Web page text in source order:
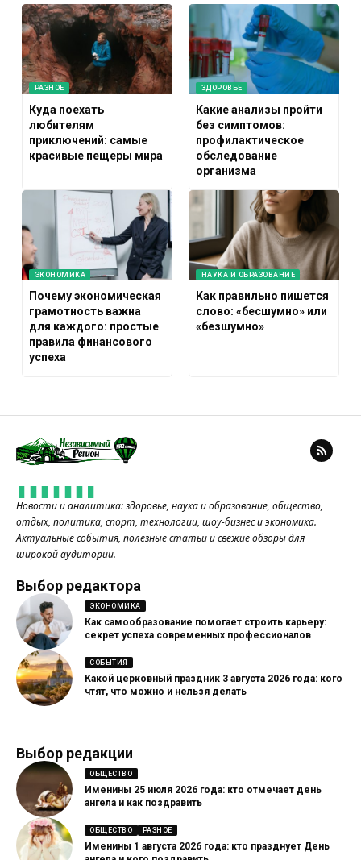
РАЗНОЕ
Куда поехать
любителям
приключений: самые
красивые пещеры мира
ЗДОРОВЬЕ
Какие анализы пройти
без симптомов:
профилактическое
обследование
организма
ЭКОНОМИКА
Почему экономическая
грамотность важна
для каждого: простые
правила финансового
успеха
НАУКА И ОБРАЗОВАНИЕ
Как правильно пишется
слово: «бесшумно» или
«безшумно»
Новости и аналитика: здоровье, наука и образование, общество,
отдых, политика, спорт, технологии, шоу-бизнес и экономика.
Актуальные события, полезные статьи и свежие обзоры для
широкой аудитории.
Выбор редактора
ЭКОНОМИКА
Как самообразование помогает строить карьеру:
секрет успеха современных профессионалов
СОБЫТИЯ
Какой церковный праздник 3 августа 2026 года: кого
чтят, что можно и нельзя делать
Выбор редакции
ОБЩЕСТВО
Именины 25 июля 2026 года: кто отмечает день
ангела и как поздравить
ОБЩЕСТВО РАЗНОЕ
Именины 1 августа 2026 года: кто празднует День